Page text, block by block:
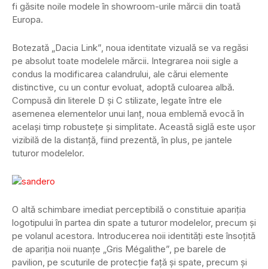
fi găsite noile modele în showroom-urile mărcii din toată
Europa.
Botezată „Dacia Link”, noua identitate vizuală se va regăsi
pe absolut toate modelele mărcii. Integrarea noii sigle a
condus la modificarea calandrului, ale cărui elemente
distinctive, cu un contur evoluat, adoptă culoarea albă.
Compusă din literele D şi C stilizate, legate între ele
asemenea elementelor unui lanț, noua emblemă evocă în
acelaşi timp robustețe şi simplitate. Această siglă este ușor
vizibilă de la distanță, fiind prezentă, în plus, pe jantele
tuturor modelelor.
O altă schimbare imediat perceptibilă o constituie apariția
logotipului în partea din spate a tuturor modelelor, precum şi
pe volanul acestora. Introducerea noii identități este însoțită
de apariția noii nuanțe „Gris Mégalithe”, pe barele de
pavilion, pe scuturile de protecţie faţă şi spate, precum şi